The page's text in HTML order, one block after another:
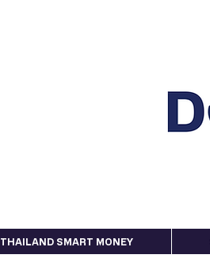
THAILAND SMART MONEY